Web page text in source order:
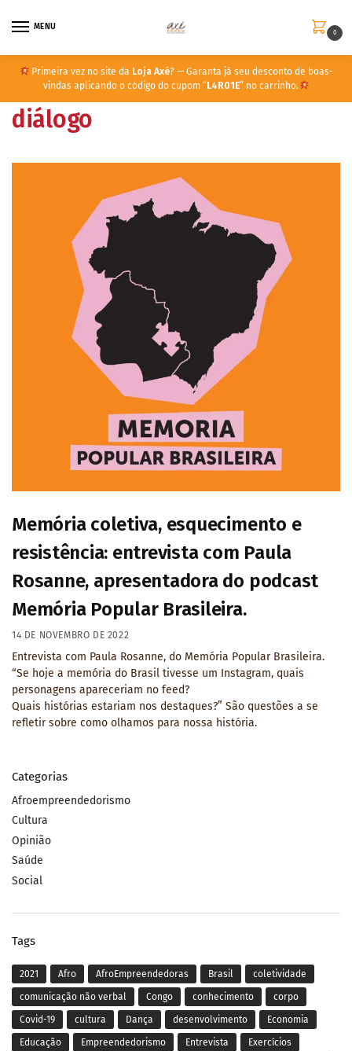
MENU
0
Primeira vez no site da Loja Axé? — Garanta já seu desconto de boas-
vindas aplicando o código do cupom “ L4R01E” no carrinho.
diálogo
Memória coletiva, esquecimento e
resistência: entrevista com Paula
Rosanne, apresentadora do podcast
Memória Popular Brasileira.
14 DE NOVEMBRO DE 2022
Entrevista com Paula Rosanne, do Memória Popular Brasileira.
“Se hoje a memória do Brasil tivesse um Instagram, quais
personagens apareceriam no feed?
Quais histórias estariam nos destaques?” São questões a se
refletir sobre como olhamos para nossa história.
Categorias
Afroempreendedorismo
Cultura
Opinião
Saúde
Social
Tags
2021 Afro AfroEmpreendedoras Brasil coletividade
comunicação não verbal Congo conhecimento corpo
Covid-19 cultura Dança desenvolvimento Economia
Educação Empreendedorismo Entrevista Exercícios